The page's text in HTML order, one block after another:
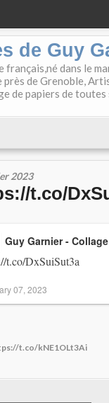
de Guy
dans le
de Grenoble,
de papiers de
2023
t.co/
t.co/DxSuiSut3a
Guy Garnier -
07, 2023
t.co/kNE1OLt3Ai